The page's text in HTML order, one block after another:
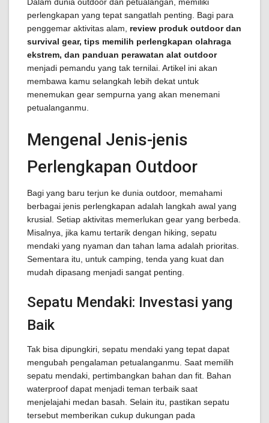
perlengkapan yang tepat sangatlah penting. Bagi para
penggemar aktivitas alam, review produk outdoor dan
survival gear, tips memilih perlengkapan olahraga
ekstrem, dan panduan perawatan alat outdoor
menjadi pemandu yang tak ternilai. Artikel ini akan
membawa kamu selangkah lebih dekat untuk
menemukan gear sempurna yang akan menemani
petualanganmu.
Mengenal Jenis-jenis
Perlengkapan Outdoor
Bagi yang baru terjun ke dunia outdoor, memahami
berbagai jenis perlengkapan adalah langkah awal yang
krusial. Setiap aktivitas memerlukan gear yang berbeda.
Misalnya, jika kamu tertarik dengan hiking, sepatu
mendaki yang nyaman dan tahan lama adalah prioritas.
Sementara itu, untuk camping, tenda yang kuat dan
mudah dipasang menjadi sangat penting.
Sepatu Mendaki: Investasi yang
Baik
Tak bisa dipungkiri, sepatu mendaki yang tepat dapat
mengubah pengalaman petualanganmu. Saat memilih
sepatu mendaki, pertimbangkan bahan dan fit. Bahan
waterproof dapat menjadi teman terbaik saat
menjelajahi medan basah. Selain itu, pastikan sepatu
tersebut memberikan cukup dukungan pada